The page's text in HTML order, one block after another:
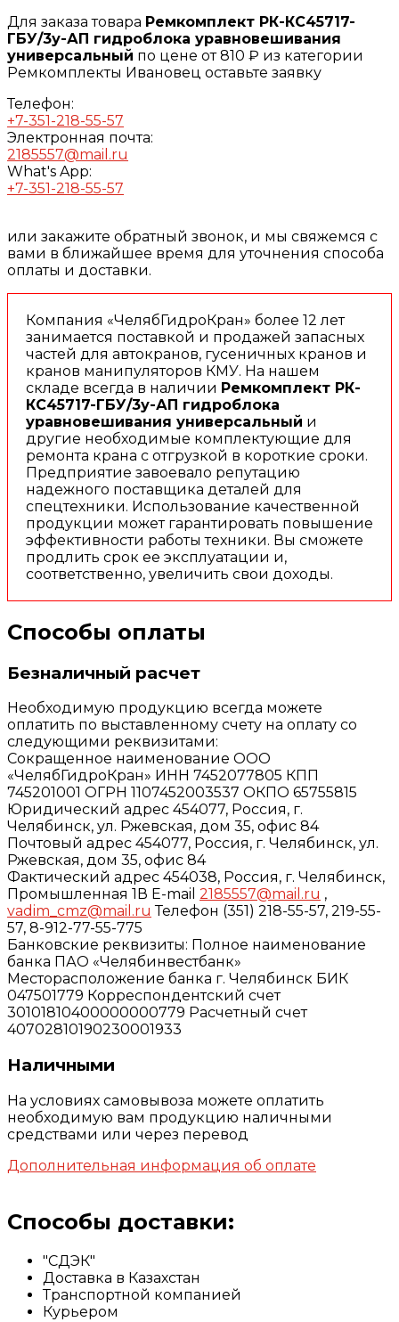
Для заказа товара Ремкомплект РК-КС45717-
ГБУ/3у-АП гидроблока уравновешивания
универсальный по цене от 810 ₽ из категории
Ремкомплекты Ивановец оставьте заявку
Телефон:
+7-351-218-55-57
Электронная почта:
2185557@mail.ru
What's App:
+7-351-218-55-57
или закажите обратный звонок, и мы свяжемся с
вами в ближайшее время для уточнения способа
оплаты и доставки.
Компания «ЧелябГидроКран» более 12 лет
занимается поставкой и продажей запасных
частей для автокранов, гусеничных кранов и
кранов манипуляторов КМУ. На нашем
складе всегда в наличии Ремкомплект РК-
КС45717-ГБУ/3у-АП гидроблока
уравновешивания универсальный и
другие необходимые комплектующие для
ремонта крана с отгрузкой в короткие сроки.
Предприятие завоевало репутацию
надежного поставщика деталей для
спецтехники. Использование качественной
продукции может гарантировать повышение
эффективности работы техники. Вы сможете
продлить срок ее эксплуатации и,
соответственно, увеличить свои доходы.
Способы оплаты
Безналичный расчет
Необходимую продукцию всегда можете
оплатить по выставленному счету на оплату со
следующими реквизитами:
Сокращенное наименование ООО
«ЧелябГидроКран» ИНН 7452077805 КПП
745201001 ОГРН 1107452003537 ОКПО 65755815
Юридический адрес 454077, Россия, г.
Челябинск, ул. Ржевская, дом 35, офис 84
Почтовый адрес 454077, Россия, г. Челябинск, ул.
Ржевская, дом 35, офис 84
Фактический адрес 454038, Россия, г. Челябинск,
Промышленная 1В E-mail 2185557@mail.ru ,
vadim_cmz@mail.ru Телефон (351) 218-55-57, 219-55-
57, 8-912-77-55-775
Банковские реквизиты: Полное наименование
банка ПАО «Челябинвестбанк»
Месторасположение банка г. Челябинск БИК
047501779 Корреспондентский счет
30101810400000000779 Расчетный счет
40702810190230001933
Наличными
На условиях самовывоза можете оплатить
необходимую вам продукцию наличными
средствами или через перевод
Дополнительная информация об оплате
Способы доставки:
"СДЭК"
Доставка в Казахстан
Транспортной компанией
Курьером